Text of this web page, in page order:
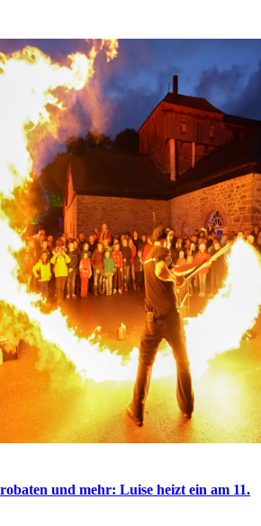
und mehr: Luise heizt ein am 11.